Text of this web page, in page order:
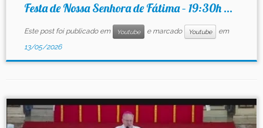
Festa de Nossa Senhora de Fátima – 19:30h ...
Este post foi publicado em Youtube e marcado Youtube
em
13/05/2026